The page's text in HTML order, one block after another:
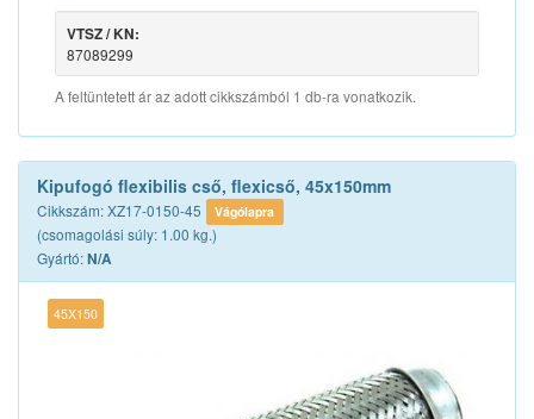
VTSZ / KN:
87089299
A feltüntetett ár az adott cikkszámból 1 db-ra vonatkozik.
Kipufogó flexibilis cső, flexicső, 45x150mm
Cikkszám: XZ17-0150-45 Vágólapra
(csomagolási súly: 1.00 kg.)
Gyártó:N/A
45X150